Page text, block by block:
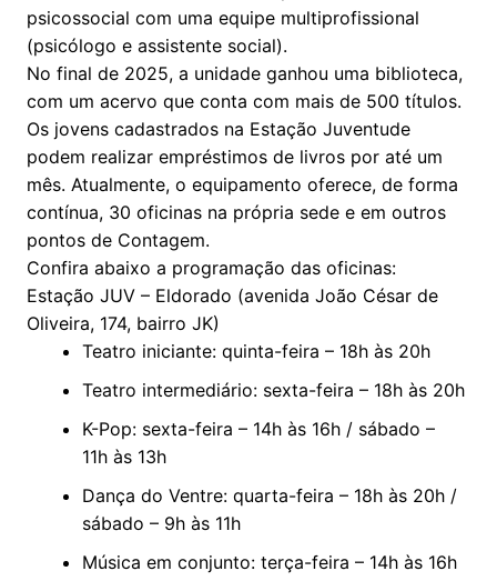
psicossocial com uma equipe multiprofissional
(psicólogo e assistente social).
No final de 2025, a unidade ganhou uma biblioteca,
com um acervo que conta com mais de 500 títulos.
Os jovens cadastrados na Estação Juventude
podem realizar empréstimos de livros por até um
mês. Atualmente, o equipamento oferece, de forma
contínua, 30 oficinas na própria sede e em outros
pontos de Contagem.
Confira abaixo a programação das oficinas:
Estação JUV – Eldorado (avenida João César de
Oliveira, 174, bairro JK)
Teatro iniciante: quinta-feira – 18h às 20h
Teatro intermediário: sexta-feira – 18h às 20h
K-Pop: sexta-feira – 14h às 16h / sábado –
11h às 13h
Dança do Ventre: quarta-feira – 18h às 20h /
sábado – 9h às 11h
Música em conjunto: terça-feira – 14h às 16h